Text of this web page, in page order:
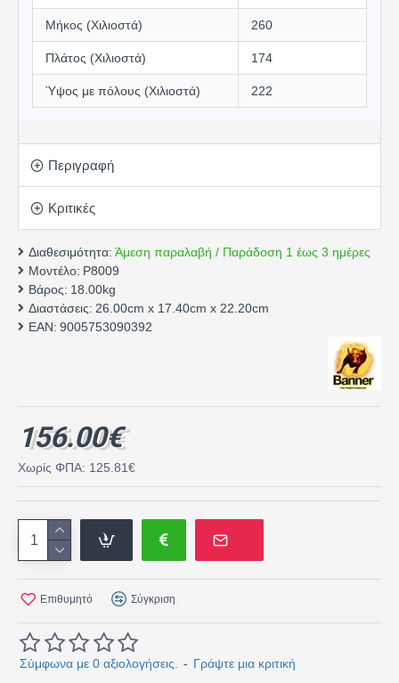
Μήκος (Χιλιοστά) 260
Πλάτος (Χιλιοστά) 174
Ύψος με πόλους (Χιλιοστά) 222
Περιγραφή
Κριτικές
Διαθεσιμότητα: Άμεση παραλαβή / Παράδοση 1 έως 3 ημέρες
Μοντέλο: P8009
Βάρος: 18.00kg
Διαστάσεις: 26.00cm x 17.40cm x 22.20cm
EAN: 9005753090392
Σύμφωνα με 0 αξιολογήσεις. - Γράψτε μια κριτική
156.00€
Χωρίς ΦΠΑ: 125.81€
Επιθυμητό Σύγκριση